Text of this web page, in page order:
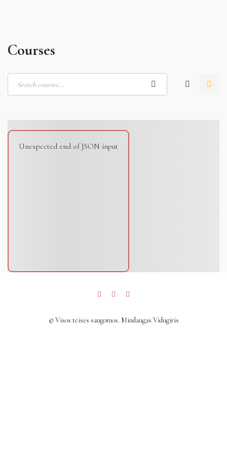
Courses
Unexpected end of JSON input
© Visos teisės saugomos. Mindaugas Vidugiris